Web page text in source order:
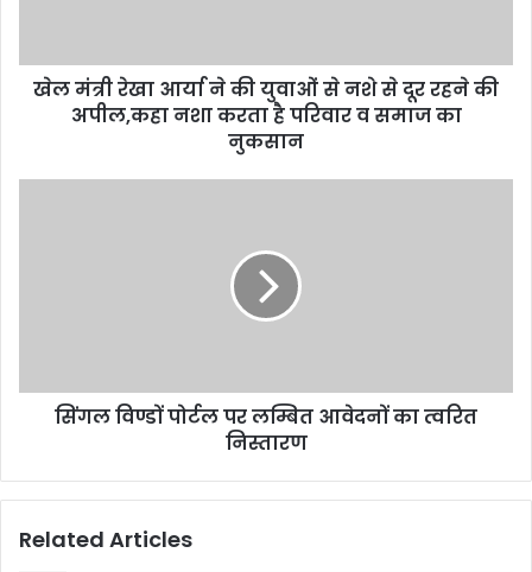
नशे
खेल मंत्री रेखा आर्या ने की युवाओं से नशे से दूर रहने की
अपील,कहा नशा करता है परिवार व समाज का
नुकसान
निस्तारण
सिंगल विण्डों पोर्टल पर लम्बित आवेदनों का त्वरित
निस्तारण
Related Articles